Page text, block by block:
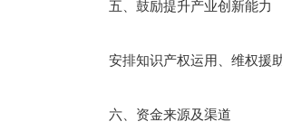
五、鼓励提升产业创新能力
安排知识产权运用、维权援助
六、资金来源及渠道